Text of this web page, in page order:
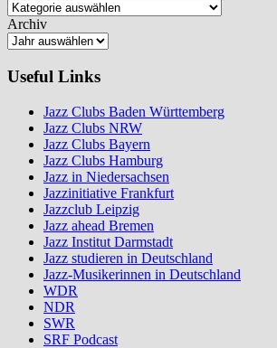
Archiv
Useful Links
Jazz Clubs Baden Württemberg
Jazz Clubs NRW
Jazz Clubs Bayern
Jazz Clubs Hamburg
Jazz in Niedersachsen
Jazzinitiative Frankfurt
Jazzclub Leipzig
Jazz ahead Bremen
Jazz Institut Darmstadt
Jazz studieren in Deutschland
Jazz-Musikerinnen in Deutschland
WDR
NDR
SWR
SRF Podcast